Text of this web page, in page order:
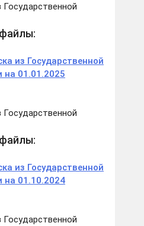
из Государственной
на 01.01.2025
из Государственной
на 01.10.2024